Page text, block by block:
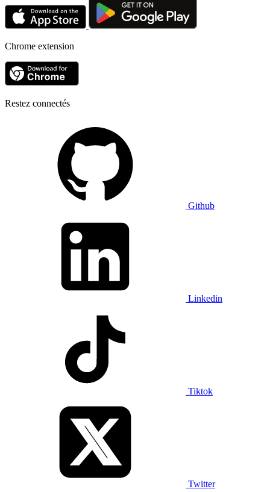
Chrome extension
Restez connectés
Github
Linkedin
Tiktok
Twitter